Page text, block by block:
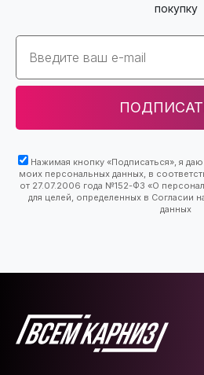
покупку
Email
Нажимая кнопку «Подписаться», я
моих персональных данных, в
от 27.07.2006 года №152-ФЗ «О
для целей, определенных в Согласии
данных